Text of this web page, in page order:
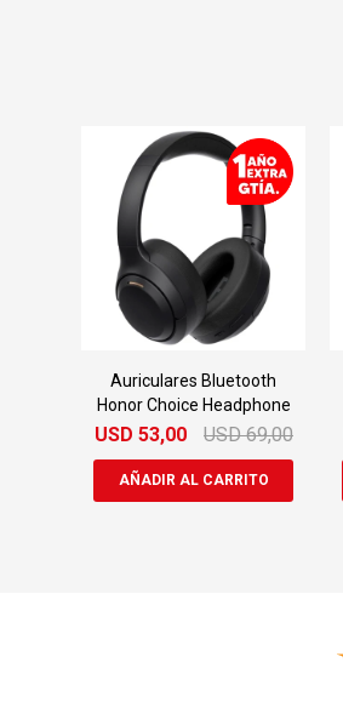
Auriculares Bluetooth
Honor Choice Headphone
USD 53,00 USD 69,00